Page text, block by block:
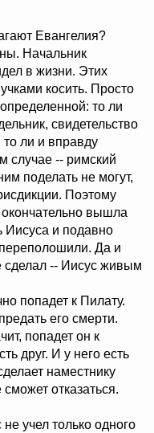
Евангелия?
Начальник
в жизни. Этих
косить. Просто
то ли
свидетельство
то ли и вправду
случае -- римский
поделать не могут,
Поэтому
окончательно вышла
Иисуса и подавно
Да и
сделал -- Иисус живым
попадет к Пилату.
его смерти.
попадет он к
друг. И у него есть
наместнику
отказаться.
учел только одного